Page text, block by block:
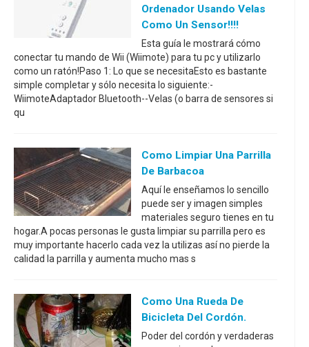
Ordenador Usando Velas
Como Un Sensor!!!!
Esta guía le mostrará cómo
conectar tu mando de Wii (Wiimote) para tu pc y utilizarlo
como un ratón!Paso 1: Lo que se necesitaEsto es bastante
simple completar y sólo necesita lo siguiente:-
WiimoteAdaptador Bluetooth--Velas (o barra de sensores si
qu
Como Limpiar Una Parrilla
De Barbacoa
Aquí le enseñamos lo sencillo
puede ser y imagen simples
materiales seguro tienes en tu
hogar.A pocas personas le gusta limpiar su parrilla pero es
muy importante hacerlo cada vez la utilizas así no pierde la
calidad la parrilla y aumenta mucho mas s
Como Una Rueda De
Bicicleta Del Cordón.
Poder del cordón y verdaderas